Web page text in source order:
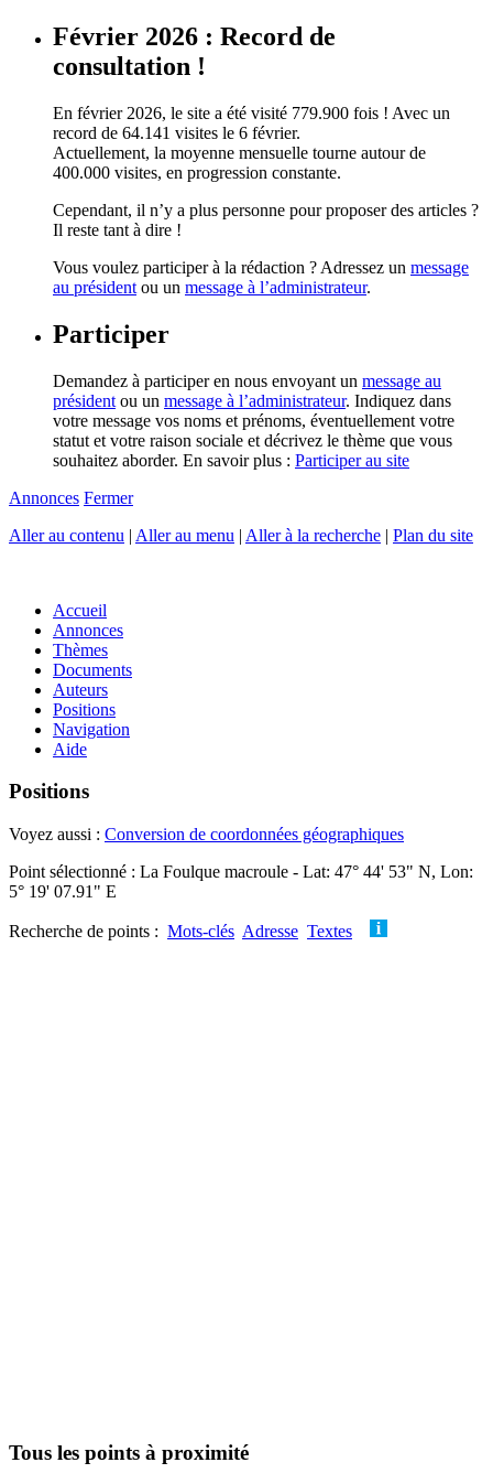
Février 2026 : Record de
consultation !
En février 2026, le site a été visité 779.900 fois ! Avec un
record de 64.141 visites le 6 février.
Actuellement, la moyenne mensuelle tourne autour de
400.000 visites, en progression constante.
Cependant, il n’y a plus personne pour proposer des articles ?
Il reste tant à dire !
Vous voulez participer à la rédaction ? Adressez un message
au président ou un message à l’administrateur.
Participer
Demandez à participer en nous envoyant un message au
président ou un message à l’administrateur. Indiquez dans
votre message vos noms et prénoms, éventuellement votre
statut et votre raison sociale et décrivez le thème que vous
souhaitez aborder. En savoir plus : Participer au site
Annonces Fermer
Aller au contenu | Aller au menu | Aller à la recherche | Plan du site
Accueil
Annonces
Thèmes
Documents
Auteurs
Positions
Navigation
Aide
Positions
Voyez aussi : Conversion de coordonnées géographiques
Point sélectionné : La Foulque macroule - Lat: 47° 44' 53" N, Lon:
5° 19' 07.91" E
Recherche de points : Mots-clés Adresse Textes
Tous les points à proximité